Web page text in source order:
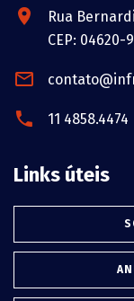
Rua
CEP: 04620-
11 4858.4474
Links úteis